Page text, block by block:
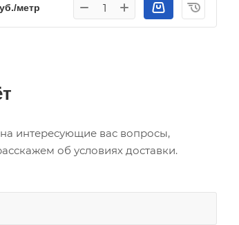
метр
интересующие вас вопросы,
об условиях доставки.